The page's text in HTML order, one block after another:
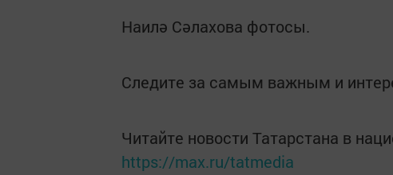
Наилә Сәлахова фотосы.
Следите за самым важным и
Читайте новости Татарстана в
https://max.ru/tatmedia